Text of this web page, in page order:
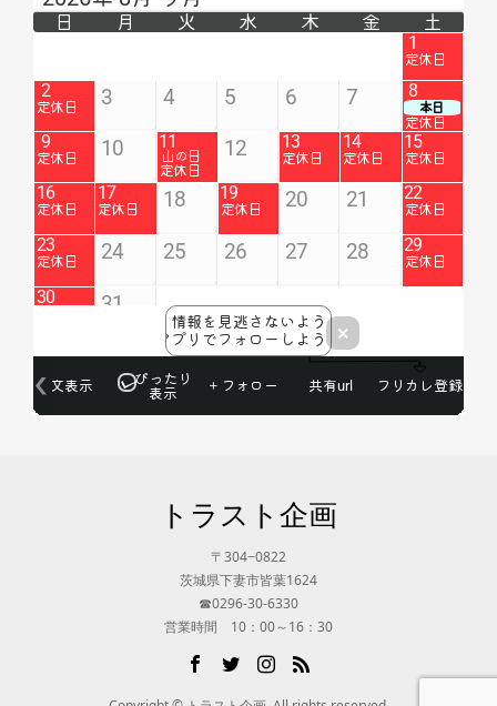
トラスト企画
〒304−0822
茨城県下妻市皆葉1624
☎0296-30-6330
営業時間 10：00～16：30